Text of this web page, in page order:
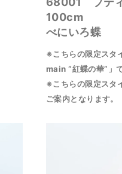
100cm
べにいろ蝶
※こちらの限定スタ
main “紅蝶の華”」
※こちらの限定ス
ご案内となります。